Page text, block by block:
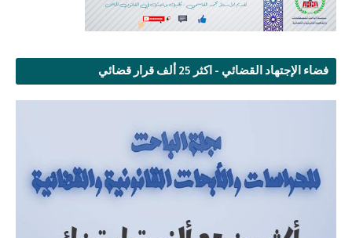
فضاء الإجتهاد القضائي - اكثر 25 ألف قرار قضائي